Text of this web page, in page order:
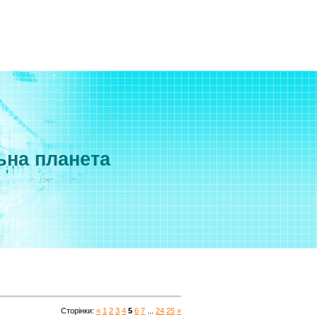
планета
Сторінки: « 1 2 3 4 5 6 7 24 25 »